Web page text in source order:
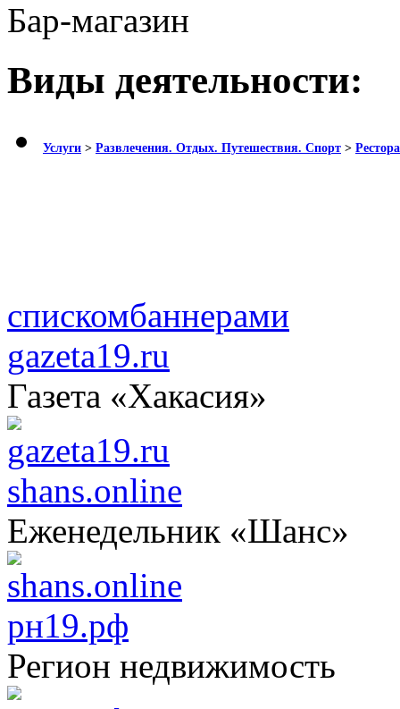
Бар-магазин
Виды деятельности:
Услуги > Развлечения. Отдых. Путешествия. Спорт >
спискомбаннерами
gazeta19.ru
Газета «Хакасия»
shans.online
Еженедельник «Шанс»
рн19.рф
Регион недвижимость